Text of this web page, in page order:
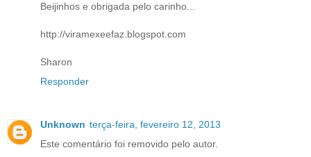
Beijinhos e obrigada pelo carinho...
http://viramexeefaz.blogspot.com
Sharon
Responder
Unknown terça-feira, fevereiro 12, 2013
Este comentário foi removido pelo autor.